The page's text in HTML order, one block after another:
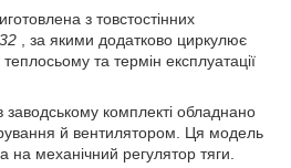
з товстостінних
, за якими додатково циркулює
та термін експлуатації
заводському комплекті обладнано
й вентилятором. Ця модель
механічний регулятор тяги.